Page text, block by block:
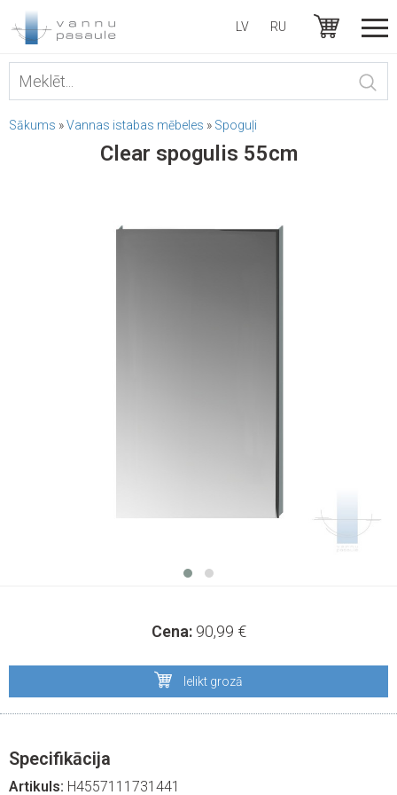
LV RU
Sākums »Vannas istabas mēbeles » Spoguļi
Clear spogulis 55cm
Cena: 90,99 €
Ielikt grozā
Specifikācija
Artikuls: H4557111731441